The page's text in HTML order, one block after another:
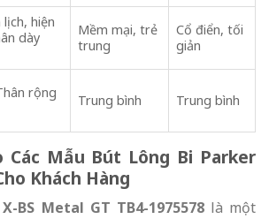
lịch, hiện
dày
Mềm mại, trẻ
trung
Cổ điển, tối
giản
rộng
Trung bình Trung bình
Các Mẫu Bút Lông Bi Parker
Khách Hàng
BS Metal GT TB4-1975578là một